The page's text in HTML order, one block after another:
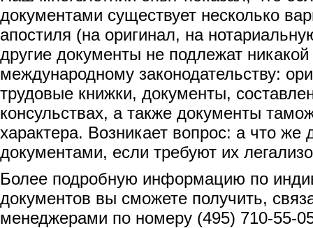
документами существует несколько
апостиля (на оригинал, на
другие документы не подлежат никакой
международному законодательству:
трудовые книжки, документы,
консульствах, а также документы
характера. Возникает вопрос: а что же
документами, если требуют их
Более подробную информацию по
документов вы сможете получить,
менеджерами по номеру (495) 710-55-